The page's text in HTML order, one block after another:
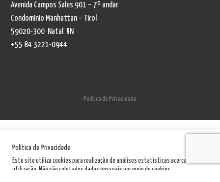
Avenida Campos Sales 901 – 7º andar
Condomínio Manhattan – Tirol
59020-300 Natal RN
+55 84 3221-0944
Política de Privacidade
Política de Privacidade
Este site utiliza cookies para realização de análises estatísticas acerca de sua
utilização. Não são coletados dados pessoais por meio de cookies.